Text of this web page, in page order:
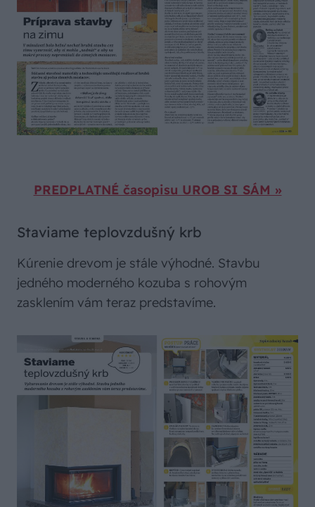
PREDPLATNÉ časopisu UROB SI SÁM »
Staviame teplovzdušný krb
Kúrenie drevom je stále výhodné. Stavbu
jedného moderného kozuba s rohovým
zasklením vám teraz predstavíme.